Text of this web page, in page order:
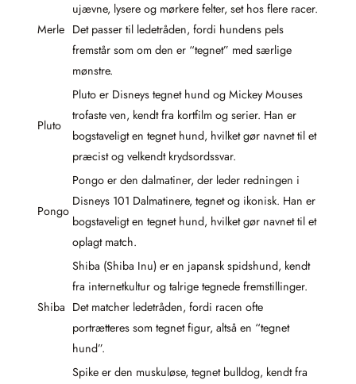
Merle
ujævne, lysere og mørkere felter, set hos flere racer.
Det passer til ledetråden, fordi hundens pels
fremstår som om den er “tegnet” med særlige
mønstre.
Pluto
Pluto er Disneys tegnet hund og Mickey Mouses
trofaste ven, kendt fra kortfilm og serier. Han er
bogstaveligt en tegnet hund, hvilket gør navnet til et
præcist og velkendt krydsordssvar.
Pongo
Pongo er den dalmatiner, der leder redningen i
Disneys 101 Dalmatinere, tegnet og ikonisk. Han er
bogstaveligt en tegnet hund, hvilket gør navnet til et
oplagt match.
Shiba
Shiba (Shiba Inu) er en japansk spidshund, kendt
fra internetkultur og talrige tegnede fremstillinger.
Det matcher ledetråden, fordi racen ofte
portrætteres som tegnet figur, altså en “tegnet
hund”.
Spike er den muskuløse, tegnet bulldog, kendt fra